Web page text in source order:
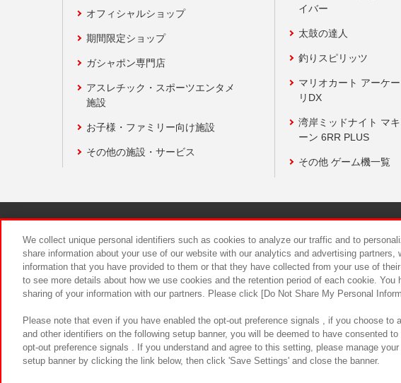
オフィシャルショップ
期間限定ショップ
ガシャポン専門店
アスレチック・スポーツエンタメ
施設
お子様・ファミリー向け施設
その他の施設・サービス
イバー
太鼓の達人
釣りスピリッツ
マリオカート アーケ
リDX
湾岸ミッドナイト マ
ーン 6RR PLUS
その他 ゲーム機一覧
食品のご提供について カ
We collect unique personal identifiers such as cookies to analyze our traffic and to
share information about your use of our website with our analytics and advertising partners,
information that you have provided to them or that they have collected from your use of
to see more details about how we use cookies and the retention period of each cookie. You
sharing of your information with our partners. Please click [Do Not Share My Personal
Please note that even if you have enabled the opt-out preference signals , if you choose to
and other identifiers on the following setup banner, you will be deemed to have consented
opt-out preference signals . If you understand and agree to this setting, please manage
setup banner by clicking the link below, then click 'Save Settings' and close the banner.